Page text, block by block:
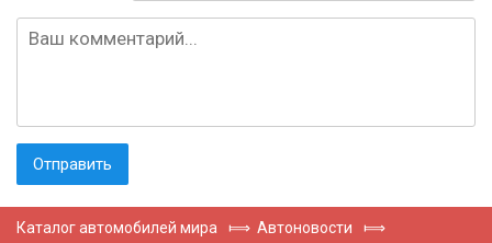
Каталог автомобилей мира ⟾ Автоновости
⟾